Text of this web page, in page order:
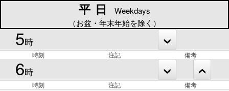
平日
Weekdays
（お盆・年末年始を除く）
5時
時刻 注記 備考
6時
時刻 注記 備考